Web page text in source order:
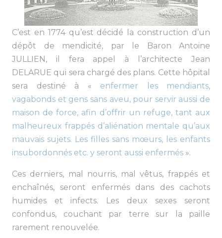
C’est en 1774 qu’est décidé la construction d’un
dépôt de mendicité, par le Baron Antoine
JULLIEN, il fera appel à l’architecte Jean
DELARUE qui sera chargé des plans. Cette hôpital
sera destiné à « enfermer les mendiants,
vagabonds et gens sans aveu, pour servir aussi de
maison de force, afin d’offrir un refuge, tant aux
malheureux frappés d’aliénation mentale qu’aux
mauvais sujets. Les filles sans mœurs, les enfants
insubordonnés etc. y seront aussi enfermés ».
Ces derniers, mal nourris, mal vêtus, frappés et
enchaînés, seront enfermés dans des cachots
humides et infects. Les deux sexes seront
confondus, couchant par terre sur la paille
rarement renouvelée.